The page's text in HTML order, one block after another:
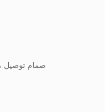
صمام توصيل